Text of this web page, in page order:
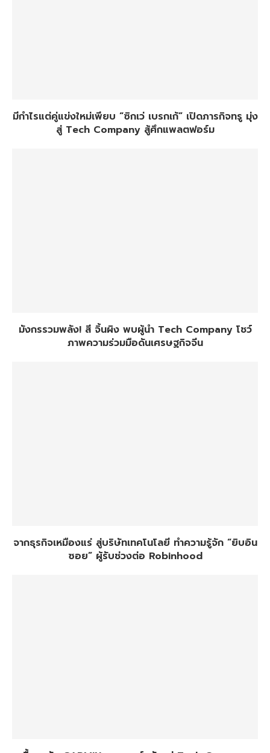
มีกำไรแต่คู่แข่งใหม่เพียบ “ซิกเว่ เบรกเก้” เปิดภารกิจทรู มุ่ง
สู่ Tech Company สู้ศึกแพลตฟอร์ม
มังกรรวมพลัง! สี จิ้นผิง พบผู้นำ Tech Company โชว์
ภาพความร่วมมือดันเศรษฐกิจจีน
จากธุรกิจเหมืองแร่ สู่บริษัทเทคโนโลยี ทำความรู้จัก “ยิบอิน
ซอย” ผู้รับช่วงต่อ Robinhood